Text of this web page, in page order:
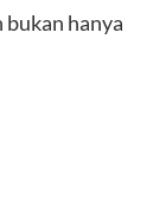
bukan hanya